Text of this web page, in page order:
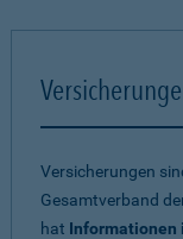
Versicherungen
Gesamtverband
hat Informationen